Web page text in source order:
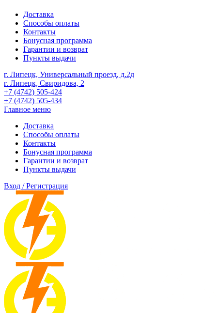
Доставка
Способы оплаты
Контакты
Бонусная программа
Гарантии и возврат
Пункты выдачи
г. Липецк, Универсальный проезд, д.2д
г. Липецк, Свиридова, 2
+7 (4742) 505-424
+7 (4742) 505-434
Главное меню
Доставка
Способы оплаты
Контакты
Бонусная программа
Гарантии и возврат
Пункты выдачи
Вход / Регистрация